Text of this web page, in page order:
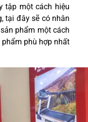
tập một cách hiệu
tại đây sẽ có nhân
phẩm một cách
phù hợp nhất